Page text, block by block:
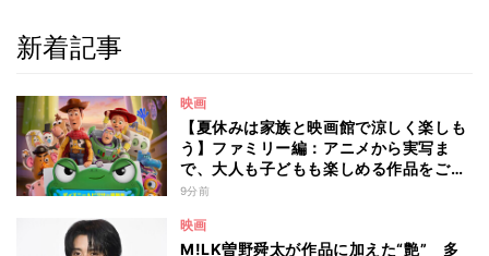
新着記事
映画
【夏休みは家族と映画館で涼しく楽しも
う】ファミリー編：アニメから実写ま
で、大人も子どもも楽しめる作品をご紹
介 - 編集部が注目する最新映画5選
9分前
映画
M!LK曽野舜太が作品に加えた“艶” 多